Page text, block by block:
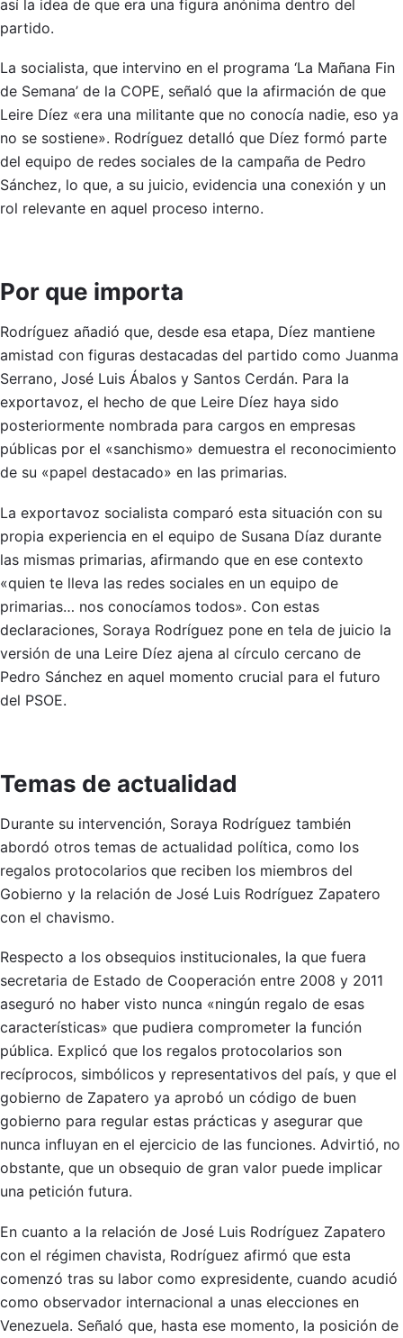
así la idea de que era una figura anónima dentro del
partido.
La socialista, que intervino en el programa ‘La Mañana Fin
de Semana’ de la COPE, señaló que la afirmación de que
Leire Díez «era una militante que no conocía nadie, eso ya
no se sostiene». Rodríguez detalló que Díez formó parte
del equipo de redes sociales de la campaña de Pedro
Sánchez, lo que, a su juicio, evidencia una conexión y un
rol relevante en aquel proceso interno.
Por que importa
Rodríguez añadió que, desde esa etapa, Díez mantiene
amistad con figuras destacadas del partido como Juanma
Serrano, José Luis Ábalos y Santos Cerdán. Para la
exportavoz, el hecho de que Leire Díez haya sido
posteriormente nombrada para cargos en empresas
públicas por el «sanchismo» demuestra el reconocimiento
de su «papel destacado» en las primarias.
La exportavoz socialista comparó esta situación con su
propia experiencia en el equipo de Susana Díaz durante
las mismas primarias, afirmando que en ese contexto
«quien te lleva las redes sociales en un equipo de
primarias… nos conocíamos todos». Con estas
declaraciones, Soraya Rodríguez pone en tela de juicio la
versión de una Leire Díez ajena al círculo cercano de
Pedro Sánchez en aquel momento crucial para el futuro
del PSOE.
Temas de actualidad
Durante su intervención, Soraya Rodríguez también
abordó otros temas de actualidad política, como los
regalos protocolarios que reciben los miembros del
Gobierno y la relación de José Luis Rodríguez Zapatero
con el chavismo.
Respecto a los obsequios institucionales, la que fuera
secretaria de Estado de Cooperación entre 2008 y 2011
aseguró no haber visto nunca «ningún regalo de esas
características» que pudiera comprometer la función
pública. Explicó que los regalos protocolarios son
recíprocos, simbólicos y representativos del país, y que el
gobierno de Zapatero ya aprobó un código de buen
gobierno para regular estas prácticas y asegurar que
nunca influyan en el ejercicio de las funciones. Advirtió, no
obstante, que un obsequio de gran valor puede implicar
una petición futura.
En cuanto a la relación de José Luis Rodríguez Zapatero
con el régimen chavista, Rodríguez afirmó que esta
comenzó tras su labor como expresidente, cuando acudió
como observador internacional a unas elecciones en
Venezuela. Señaló que, hasta ese momento, la posición de